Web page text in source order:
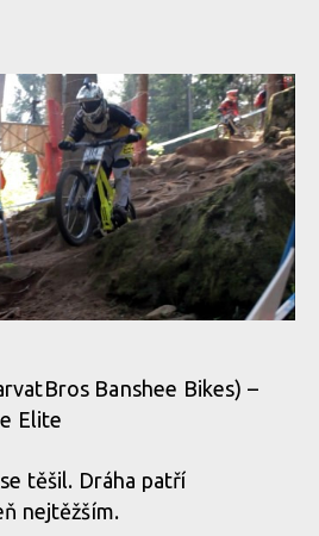
Banshee Bikes) –
Elite
těšil. Dráha patří
nejtěžším.